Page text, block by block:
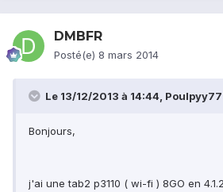
DMBFR
Posté(e) 8 mars 2014
Le 13/12/2013 à 14:44,
Bonjours,
j'ai une tab2 p3110 ( wi-fi ) 8GO en